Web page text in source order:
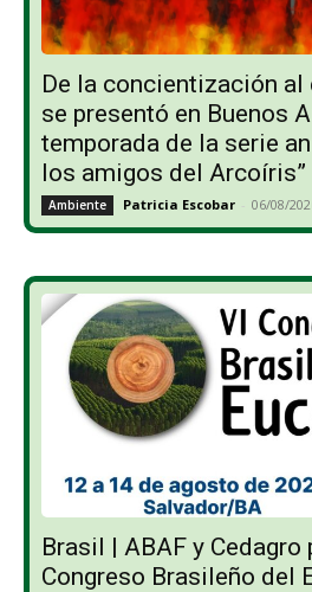
De la concientización
se presentó en Buenos
temporada de la serie
los amigos del Arcoíris”
Ambiente Patricia Escobar - 06/08/
Brasil | ABAF y Cedagro
Congreso Brasileño del